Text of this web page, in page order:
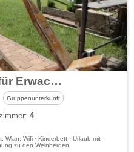
River Ranch, Urlaub für Erwachsene & Jugendliche ab 10 Jahre.
Gruppenunterkunft
4
Wlan, Wifi · Kinderbett · Urlaub mit
zu den Weinbergen